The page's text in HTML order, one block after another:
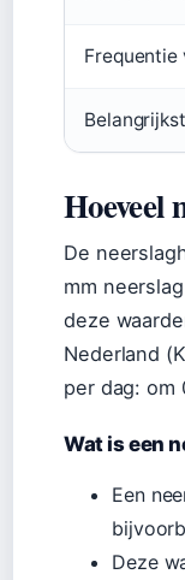
Frequentie
Hoeveel
De
mm
deze
Nederland
per dag: om
Wat is een
Een
Deze